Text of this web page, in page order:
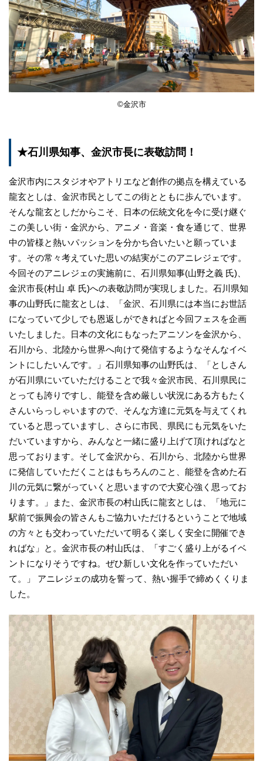
©金沢市
★石川県知事、金沢市長に表敬訪問！
金沢市内にスタジオやアトリエなど創作の拠点を構えている
龍玄としは、金沢市民としてこの街とともに歩んでいます。
そんな龍玄としだからこそ、日本の伝統文化を今に受け継ぐ
この美しい街・金沢から、アニメ・音楽・食を通じて、世界
中の皆様と熱いパッションを分かち合いたいと願っていま
す。その常々考えていた思いの結実がこのアニレジェです。
今回そのアニレジェの実施前に、石川県知事(山野之義 氏)、
金沢市長(村山 卓 氏)への表敬訪問が実現しました。石川県知
事の山野氏に龍玄としは、「金沢、石川県には本当にお世話
になっていて少しでも恩返しができればと今回フェスを企画
いたしました。日本の文化にもなったアニソンを金沢から、
石川から、北陸から世界へ向けて発信するようなそんなイベ
ントにしたいんです。」石川県知事の山野氏は、「としさん
が石川県にいていただけることで我々金沢市民、石川県民に
とっても誇りですし、能登を含め厳しい状況にある方もたく
さんいらっしゃいますので、そんな方達に元気を与えてくれ
ていると思っていますし、さらに市民、県民にも元気をいた
だいていますから、みんなと一緒に盛り上げて頂ければなと
思っております。そして金沢から、石川から、北陸から世界
に発信していただくことはもちろんのこと、能登を含めた石
川の元気に繋がっていくと思いますので大変心強く思ってお
ります。」また、金沢市長の村山氏に龍玄としは、「地元に
駅前で振興会の皆さんもご協力いただけるということで地域
の方々とも交わっていただいて明るく楽しく安全に開催でき
ればな」と。金沢市長の村山氏は、「すごく盛り上がるイベ
ントになりそうですね。ぜひ新しい文化を作っていただい
て。」 アニレジェの成功を誓って、熱い握手で締めくくりま
した。